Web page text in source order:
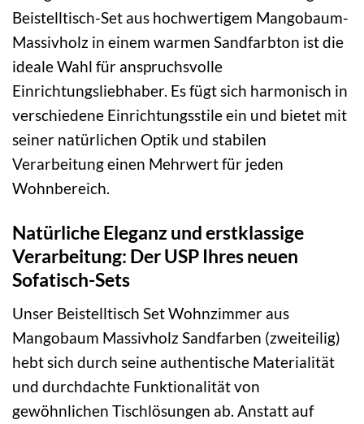
Beistelltisch-Set aus hochwertigem Mangobaum-
Massivholz in einem warmen Sandfarbton ist die
ideale Wahl für anspruchsvolle
Einrichtungsliebhaber. Es fügt sich harmonisch in
verschiedene Einrichtungsstile ein und bietet mit
seiner natürlichen Optik und stabilen
Verarbeitung einen Mehrwert für jeden
Wohnbereich.
Natürliche Eleganz und erstklassige
Verarbeitung: Der USP Ihres neuen
Sofatisch-Sets
Unser Beistelltisch Set Wohnzimmer aus
Mangobaum Massivholz Sandfarben (zweiteilig)
hebt sich durch seine authentische Materialität
und durchdachte Funktionalität von
gewöhnlichen Tischlösungen ab. Anstatt auf